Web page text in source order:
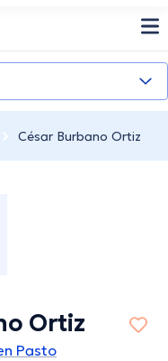
César Burbano Ortiz
Ortiz
Pasto